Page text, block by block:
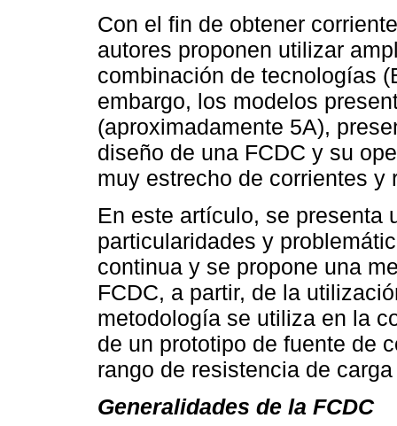
Con el fin de obtener
autores proponen utilizar
combinación de tecnologías
embargo, los modelos
(aproximadamente 5A),
diseño de una FCDC y su
muy estrecho de corrientes y
En este artículo, se presenta
particularidades y
continua y se propone una
FCDC, a partir, de la
metodología se utiliza en la
de un prototipo de fuente de
rango de resistencia de
Generalidades de la FCDC